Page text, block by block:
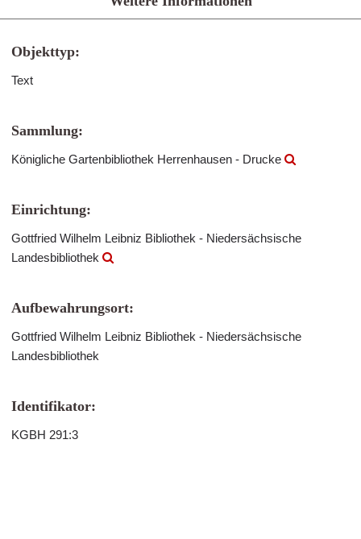
Objekttyp:
Text
Sammlung:
Königliche Gartenbibliothek Herrenhausen - Drucke
Einrichtung:
Gottfried Wilhelm Leibniz Bibliothek - Niedersächsische
Landesbibliothek
Aufbewahrungsort:
Gottfried Wilhelm Leibniz Bibliothek - Niedersächsische
Landesbibliothek
Identifikator:
KGBH 291:3